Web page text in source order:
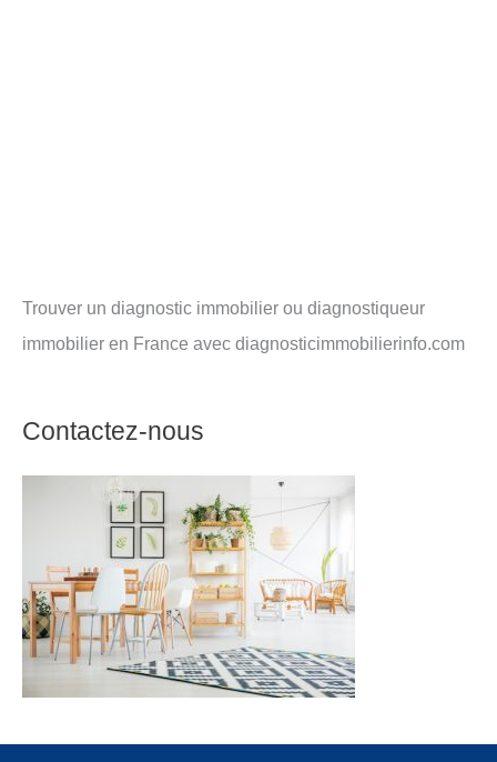
Trouver un diagnostic immobilier ou diagnostiqueur
immobilier en France avec diagnosticimmobilierinfo.com
Contactez-nous